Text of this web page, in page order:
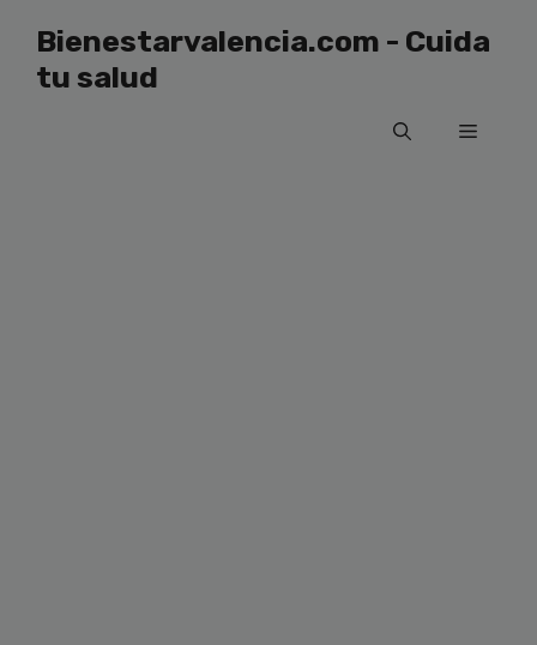
contenido
Bienestarvalencia.com - Cuida
tu salud
Menú